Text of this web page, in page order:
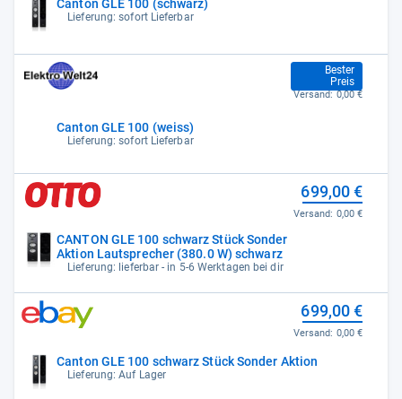
Canton GLE 100 (schwarz)
Lieferung: sofort Lieferbar
Canton GLE 100 (weiss)
Lieferung: sofort Lieferbar
Bester
Preis
549,00 €
Versand: 0,00 €
CANTON GLE 100 schwarz Stück Sonder
Aktion Lautsprecher (380.0 W) schwarz
Lieferung: lieferbar - in 5-6 Werktagen bei dir
699,00 €
Versand: 0,00 €
Canton GLE 100 schwarz Stück Sonder Aktion
Lieferung: Auf Lager
699,00 €
Versand: 0,00 €